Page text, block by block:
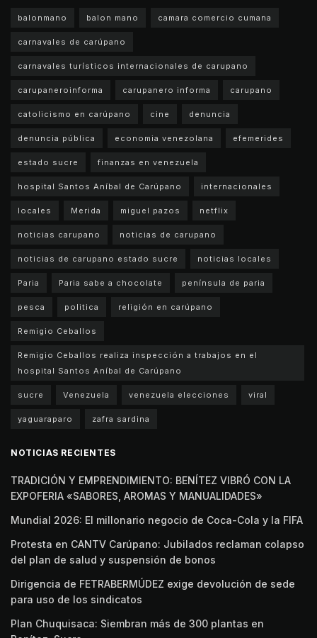
balonmano balon mano camara comercio cumana
carnavales de carúpano
carnavales turísticos internacionales de carupano
carupaneroinforma carupanero informa carupano
catolicismo en carúpano cine denuncia
denuncia pública economia venezolana efemerides
estado sucre finanzas en venezuela
hospital Santos Aníbal de Carúpano internacionales
locales Merida miguel pazos netflix
noticias carupano noticias de carupano
noticias de carupano estado sucre noticias locales
Paria Paria sabe a chocolate península de paria
pesca politica religión en carúpano
Remigio Ceballos
Remigio Ceballos realiza inspección a trabajos en el
hospital Santos Aníbal de Carúpano
sucre Venezuela venezuela elecciones viral
yaguaraparo zafra sardina
NOTICIAS RECIENTES
TRADICIÓN Y EMPRENDIMIENTO: BENÍTEZ VIBRÓ CON LA
EXPOFERIA «SABORES, AROMAS Y MANUALIDADES»
Mundial 2026: El millonario negocio de Coca-Cola y la FIFA
Protesta en CANTV Carúpano: Jubilados reclaman colapso
del plan de salud y suspensión de bonos
Dirigencia de FETRABERMÚDEZ exige devolución de sede
para uso de los sindicatos
Plan Chuquisaca: Siembran más de 300 plantas en